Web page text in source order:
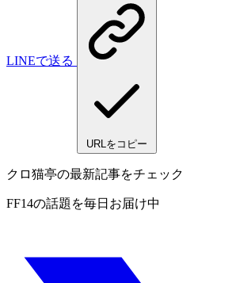
LINEで送る
URLをコピー
クロ猫亭の最新記事をチェック
FF14の話題を毎日お届け中